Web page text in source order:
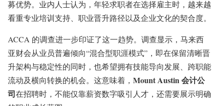
募优势。业内人士认为，年轻求职者在选择雇主时，越来越
看重专业培训支持、职业晋升路径以及企业文化的契合度。
ACCA 的调查进一步印证了这一趋势。调查显示，马来西
亚财会从业员普遍倾向“混合型职涯模式”，即在保留清晰晋
升架构与稳定性的同时，也希望拥有技能导向发展、跨职能
流动及横向转换的机会。这意味着， Mount Austin 会计公
司在招聘时，不能仅靠薪资数字吸引人才，还需要展示明确